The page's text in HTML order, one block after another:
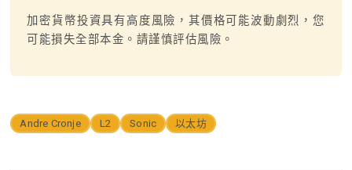
加密貨幣投資具有高度風險，其價格可能波動劇烈，您
可能損失全部本金。請謹慎評估風險。
Andre Cronje L2 Sonic 以太坊